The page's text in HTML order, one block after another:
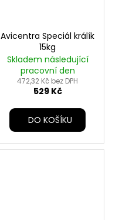
Avicentra Speciál králík
15kg
Skladem následující
pracovní den
472,32 Kč bez DPH
529 Kč
DO KOŠÍKU